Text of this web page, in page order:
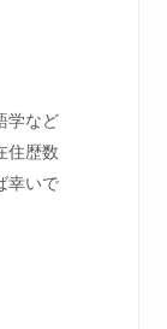
学など
住歴数
幸いで